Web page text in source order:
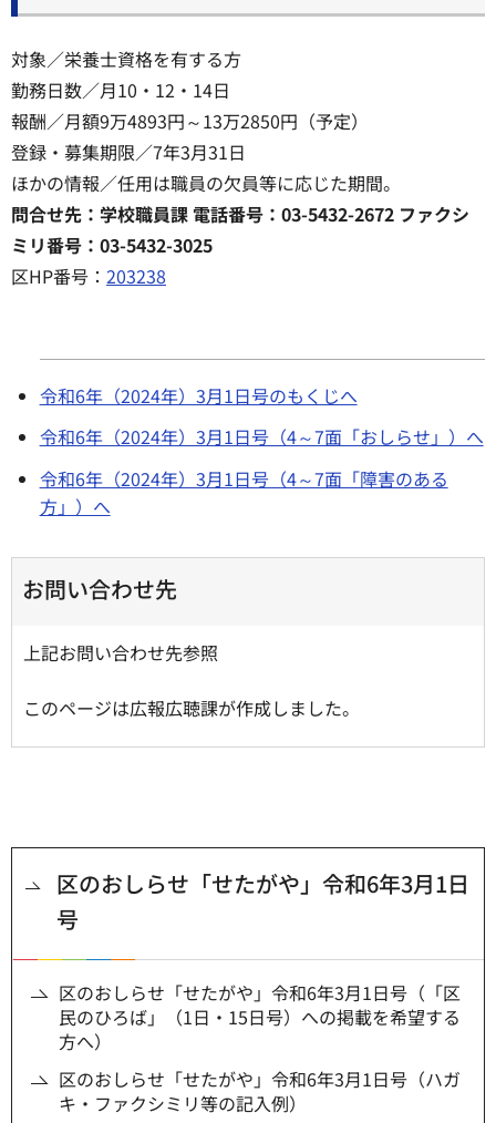
対象／栄養士資格を有する方
勤務日数／月10・12・14日
報酬／月額9万4893円～13万2850円（予定）
登録・募集期限／7年3月31日
ほかの情報／任用は職員の欠員等に応じた期間。
問合せ先：学校職員課 電話番号：03-5432-2672 ファクシ
ミリ番号：03-5432-3025
区HP番号： 203238
令和6年（2024年）3月1日号のもくじへ
令和6年（2024年）3月1日号（4～7面「おしらせ」）へ
令和6年（2024年）3月1日号（4～7面「障害のある
方」）へ
お問い合わせ先
上記お問い合わせ先参照
このページは広報広聴課が作成しました。
区のおしらせ「せたがや」令和6年3月1日
号
区のおしらせ「せたがや」令和6年3月1日号（「区
民のひろば」（1日・15日号）への掲載を希望する
方へ）
区のおしらせ「せたがや」令和6年3月1日号（ハガ
キ・ファクシミリ等の記入例）